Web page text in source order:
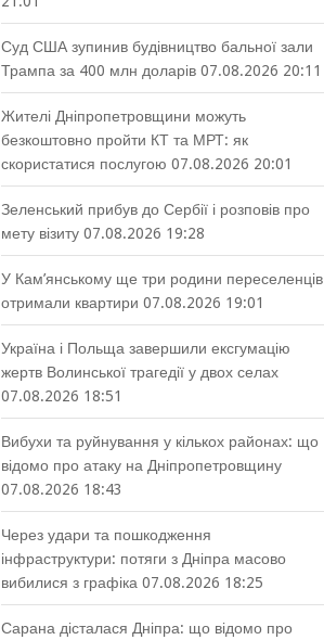
Суд США зупинив будівництво бальної зали
Трампа за 400 млн доларів 07.08.2026 20:11
Жителі Дніпропетровщини можуть
безкоштовно пройти КТ та МРТ: як
скористатися послугою 07.08.2026 20:01
Зеленський прибув до Сербії і розповів про
мету візиту 07.08.2026 19:28
У Кам’янському ще три родини переселенців
отримали квартири 07.08.2026 19:01
Україна і Польща завершили ексгумацію
жертв Волинської трагедії у двох селах
07.08.2026 18:51
Вибухи та руйнування у кількох районах: що
відомо про атаку на Дніпропетровщину
07.08.2026 18:43
Через удари та пошкодження
інфраструктури: потяги з Дніпра масово
вибилися з графіка 07.08.2026 18:25
Сарана дісталася Дніпра: що відомо про